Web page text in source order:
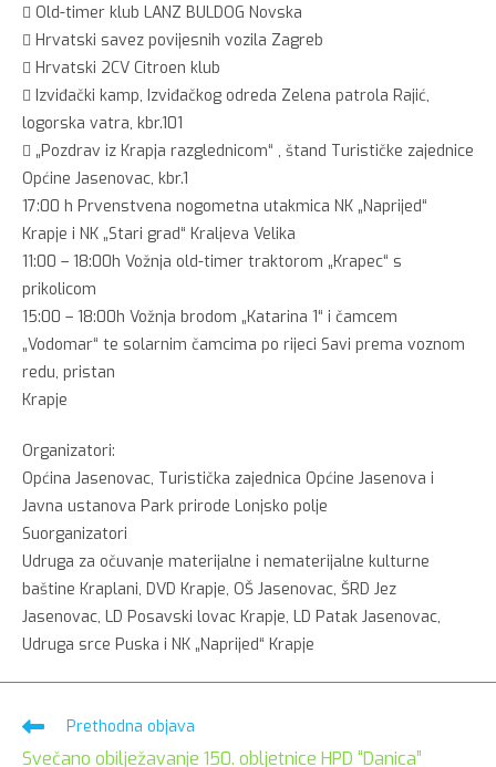
 Old-timer klub LANZ BULDOG Novska
 Hrvatski savez povijesnih vozila Zagreb
 Hrvatski 2CV Citroen klub
 Izviđački kamp, Izviđačkog odreda Zelena patrola Rajić,
logorska vatra, kbr.101
 „Pozdrav iz Krapja razglednicom“ , štand Turističke zajednice
Općine Jasenovac, kbr.1
17:00 h Prvenstvena nogometna utakmica NK „Naprijed“
Krapje i NK „Stari grad“ Kraljeva Velika
11:00 – 18:00h Vožnja old-timer traktorom „Krapec“ s
prikolicom
15:00 – 18:00h Vožnja brodom „Katarina 1“ i čamcem
„Vodomar“ te solarnim čamcima po rijeci Savi prema voznom
redu, pristan
Krapje
Organizatori:
Općina Jasenovac, Turistička zajednica Općine Jasenova i
Javna ustanova Park prirode Lonjsko polje
Suorganizatori
Udruga za očuvanje materijalne i nematerijalne kulturne
baštine Kraplani, DVD Krapje, OŠ Jasenovac, ŠRD Jez
Jasenovac, LD Posavski lovac Krapje, LD Patak Jasenovac,
Udruga srce Puska i NK „Naprijed“ Krapje
PročitajPrethodna objava
Svečano obilježavanje 150. obljetnice HPD “Danica”